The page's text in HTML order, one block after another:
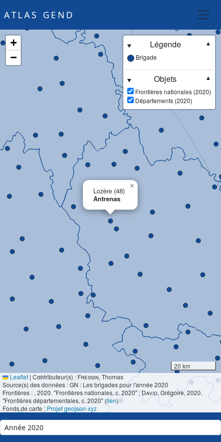
ATLAS GEND
Lozère (48)
Antrenas
×
+
−
Légende
▼
Brigade
Objets
▼
Frontières nationales (2020)
Départements (2020)
20 km
Leaflet | Contributeur(s) : Fressin, Thomas
Source(s) des données : GN : Les brigades pour l'année 2020
Frontières : , 2020. "Frontières nationales, c. 2020" ;David, Grégoire, 2020.
"Frontières départementales, c. 2020" (lien)
Fonds de carte : Projet geojson-xyz